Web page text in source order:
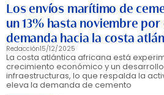
Los envíos marítimo de
un 13% hasta noviembre
demanda hacia la costa
Redacción15/12/2025
La costa atlántica africana está
crecimiento económico y un
infraestructuras, lo que respalda la
eleva la demanda de cemento